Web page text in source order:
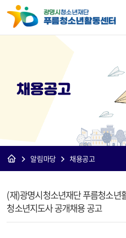
채용공고
알림마당 채용공고
(재)광명시청소년재단 푸름청소년
청소년지도사 공개채용 공고